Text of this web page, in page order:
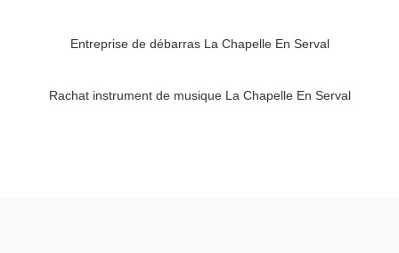
Entreprise de débarras La Chapelle En Serval
Rachat instrument de musique La Chapelle En Serval